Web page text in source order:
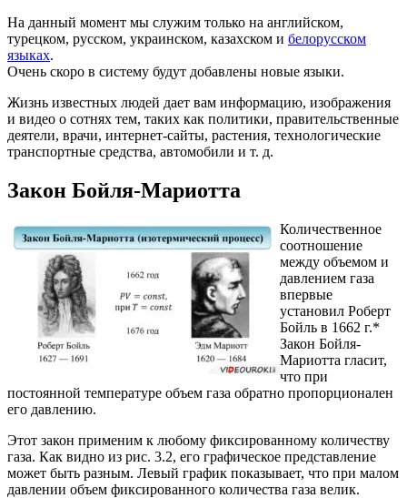
На данный момент мы служим только на английском,
турецком, русском, украинском, казахском и белорусском
языках.
Очень скоро в систему будут добавлены новые языки.
Жизнь известных людей дает вам информацию, изображения
и видео о сотнях тем, таких как политики, правительственные
деятели, врачи, интернет-сайты, растения, технологические
транспортные средства, автомобили и т. д.
Закон Бойля-Мариотта
Количественное
соотношение
между объемом и
давлением газа
впервые
установил Роберт
Бойль в 1662 г.*
Закон Бойля-
Мариотта гласит,
что при
постоянной температуре объем газа обратно пропорционален
его давлению.
Этот закон применим к любому фиксированному количеству
газа. Как видно из рис. 3.2, его графическое представление
может быть разным. Левый график показывает, что при малом
давлении объем фиксированного количества газа велик.